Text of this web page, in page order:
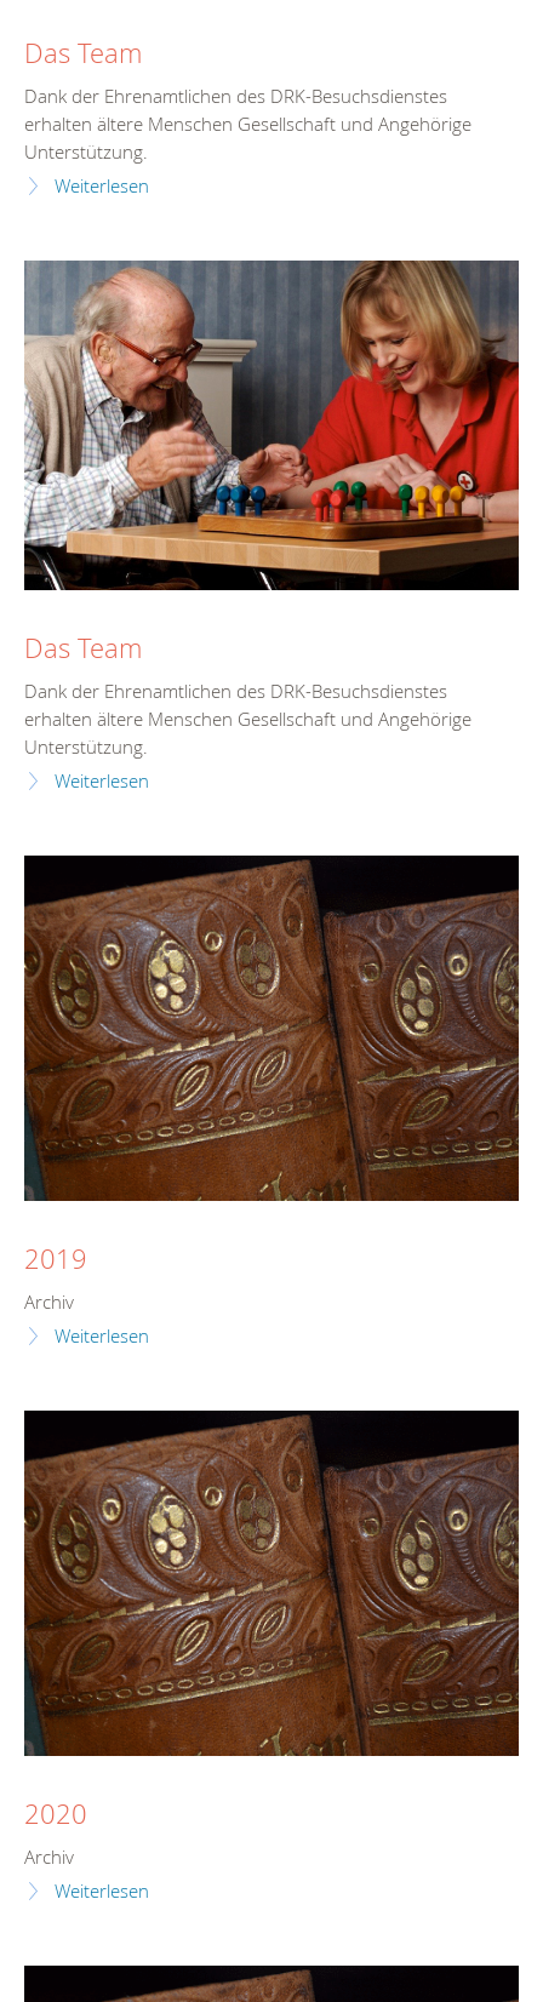
Das Team
Dank der Ehrenamtlichen des DRK-Besuchsdienstes
erhalten ältere Menschen Gesellschaft und Angehörige
Unterstützung.
Weiterlesen
Das Team
Dank der Ehrenamtlichen des DRK-Besuchsdienstes
erhalten ältere Menschen Gesellschaft und Angehörige
Unterstützung.
Weiterlesen
2019
Archiv
Weiterlesen
2020
Archiv
Weiterlesen